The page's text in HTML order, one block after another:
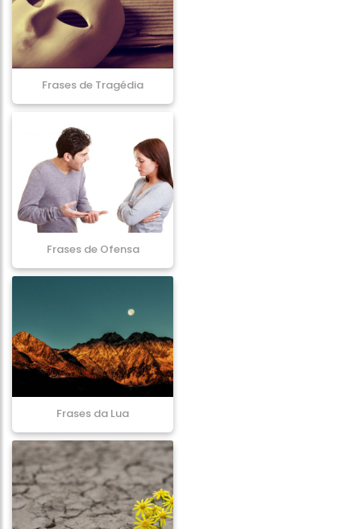
Frases de Tragédia
Frases de Ofensa
Frases da Lua